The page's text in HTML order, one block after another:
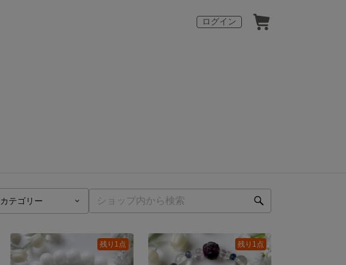
ログイン
残り1点 残り1点